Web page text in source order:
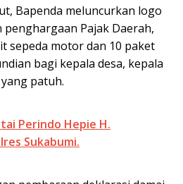
Bapenda meluncurkan logo
Pajak Daerah,
sepeda motor dan 10 paket
bagi kepala desa, kepala
patuh.
Perindo Hepie H.
Sukabumi.